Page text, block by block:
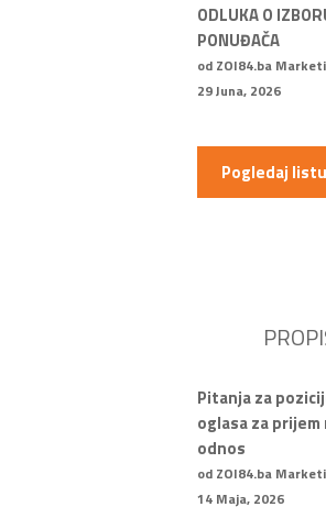
ODLUKA O
PONUĐAČA
od ZOI84.ba
29 Juna, 2026
Pogledaj
Pitanja za
oglasa za
odnos
od ZOI84.ba
14 Maja, 2026